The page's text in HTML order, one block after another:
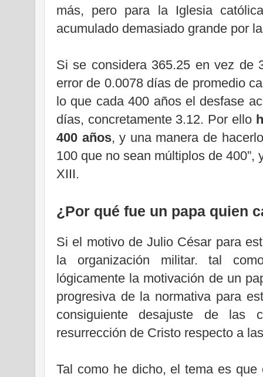
más, pero para la Iglesia
acumulado demasiado grande por
Si se considera 365.25 en vez de
error de 0.0078 días de promedio
lo que cada 400 años el desfase
días, concretamente 3.12. Por ello
400 años, y una manera de
100 que no sean múltiplos de
XIII.
¿Por qué fue un papa quien
Si el motivo de Julio César para
la organización militar. tal
lógicamente la motivación de un
progresiva de la normativa para
consiguiente desajuste de las
resurrección de Cristo respecto a
Tal como he dicho, el tema es